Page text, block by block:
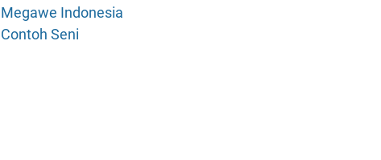
Megawe Indonesia
Contoh Seni